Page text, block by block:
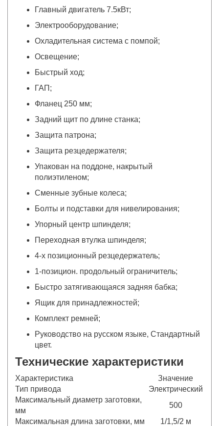
Главный двигатель 7.5кВт;
Электрооборудование;
Охладительная система с помпой;
Освещение;
Быстрый ход;
ГАП;
Фланец 250 мм;
Задний щит по длине станка;
Защита патрона;
Защита резцедержателя;
Упакован на поддоне, накрытый
полиэтиленом;
Сменные зубные колеса;
Болты и подставки для нивелирования;
Упорный центр шпинделя;
Переходная втулка шпинделя;
4-х позиционный резцедержатель;
1-позицион. продольный ограничитель;
Быстро затягивающаяся задняя бабка;
Ящик для принадлежностей;
Комплект ремней;
Руководство на русском языке, Стандартный
цвет.
Технические характеристики
Характеристика
Значение
Тип привода
Электрический
Максимальный диаметр заготовки,
мм
500
Максимальная длина заготовки, мм
1/1,5/2 м